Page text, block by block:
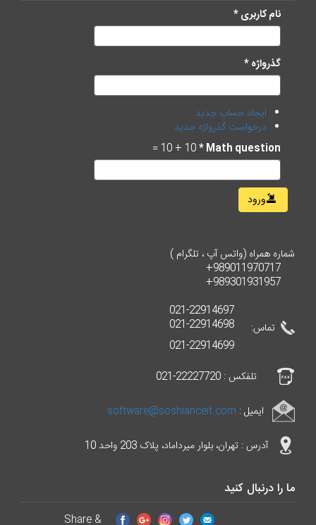
نام کاربری*
گذرواژه*
ایجاد حساب جدید
درخواست گذرواژه جدید
Math question
*
ورود
شماره همراه (واتس آپ ، تلگرام )
تماس:
021-22914697
021-22914698
021-22914699
تلفکس : 22227720-021
ایمیل : software@soshianceit.com
آدرس : تهران، بلوار میرداماد، پلاک 203 واحد 10
ما را درنبال کنید
Share &